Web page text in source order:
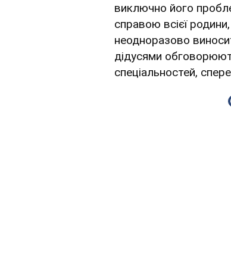
виключно його
справою всієї
неодноразово
дідусями
спеціальностей,